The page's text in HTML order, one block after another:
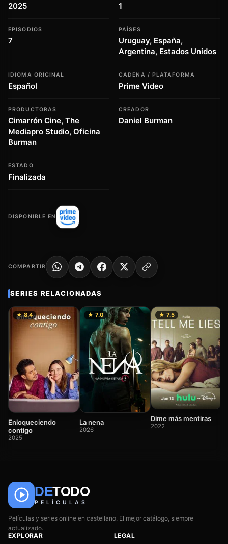
2025 1
EPISODIOS
7
PAÍSES
Uruguay, España,
Argentina, Estados Unidos
IDIOMA ORIGINAL
Español
CADENA / PLATAFORMA
Prime Video
PRODUCTORAS
Cimarrón Cine, The
Mediapro Studio, Oficina
Burman
CREADOR
Daniel Burman
ESTADO
Finalizada
DISPONIBLE EN
COMPARTIR
SERIES RELACIONADAS
★ 8.4
Enloqueciendo
contigo
2025
★ 7.0
La nena
2026
★ 7.5
Dime más mentiras
2022
DETODO
PELÍCULAS
Películas y series online en castellano. El mejor catálogo, siempre
actualizado.
EXPLORAR
LEGAL
🎬
Películas